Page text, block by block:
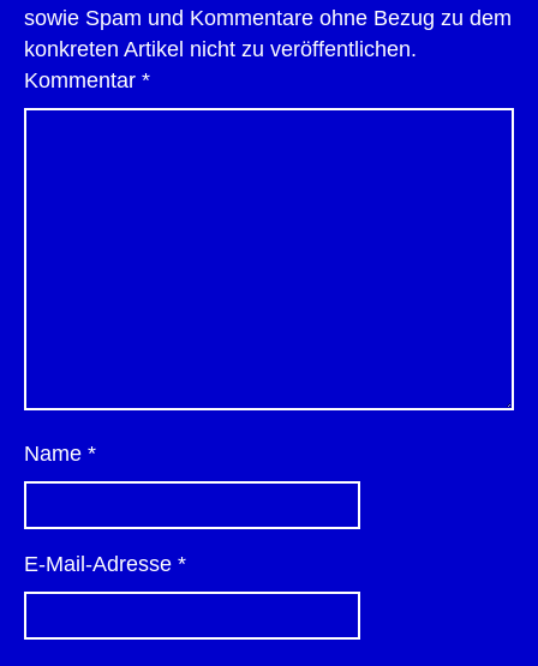
sowie Spam und Kommentare ohne Bezug zu dem
konkreten Artikel nicht zu veröffentlichen.
Kommentar *
Name *
E-Mail-Adresse *